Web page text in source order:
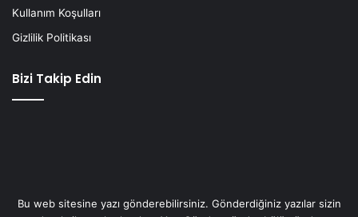
Kullanım Koşulları
Gizlilik Politikası
Bizi Takip Edin
Bu web sitesine yazı gönderebilirsiniz. Gönderdiğiniz yazılar sizin